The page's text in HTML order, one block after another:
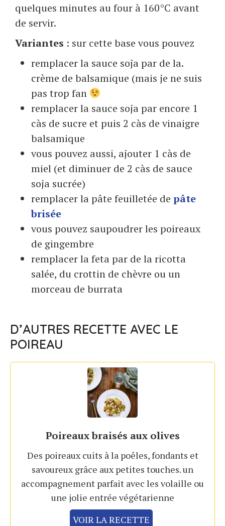
quelques minutes au four à 160°C avant
de servir.
Variantes : sur cette base vous pouvez
remplacer la sauce soja par de la.
crème de balsamique (mais je ne suis
pas trop fan
remplacer la sauce soja par encore 1
càs de sucre et puis 2 càs de vinaigre
balsamique
vous pouvez aussi, ajouter 1 càs de
miel (et diminuer de 2 càs de sauce
soja sucrée)
remplacer la pâte feuilletée de pâte
brisée
vous pouvez saupoudrer les poireaux
de gingembre
remplacer la feta par de la ricotta
salée, du crottin de chèvre ou un
morceau de burrata
D’AUTRES RECETTE AVEC LE
POIREAU
Poireaux braisés aux olives
Des poireaux cuits à la poêles, fondants et
savoureux grâce aux petites touches. un
accompagnement parfait avec les volaille ou
une jolie entrée végétarienne
VOIR LA RECETTE